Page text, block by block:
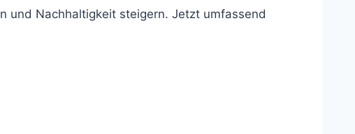
und Nachhaltigkeit steigern. Jetzt umfassend